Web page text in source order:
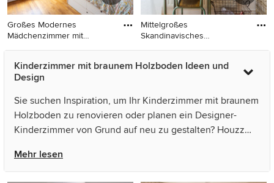
Großes Modernes
Mädchenzimmer mit
Großes Modernes
Mädchenzimmer mit
Schlafplatz, roter Wandfarbe
Paris
Mittelgroßes
Skandinavisches
Mittelgroßes
Skandinavisches
und braunem Holzboden in
Lyon
Kinderzimmer mit braunem Holzboden Ideen und
Design
Sie suchen Inspiration, um Ihr Kinderzimmer mit braunem
Holzboden zu renovieren oder planen ein Designer-
Kinderzimmer von Grund auf neu zu gestalten? Houzz
und Architekten dieses Landes, unter anderem von
Fabienne Delafraye Photographe und Quefalamaria ·
Mehr lesen